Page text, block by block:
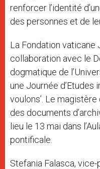
renforcer l’identité
des personnes et de
La Fondation vaticane
collaboration avec le
dogmatique de
une Journée d’Etudes
voulons’. Le
des documents
lieu le 13 mai dans
pontificale.
Stefania Falasca,